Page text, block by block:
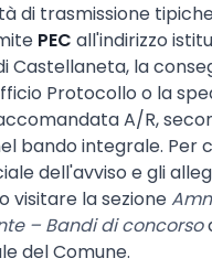
di trasmissione
PEC all'indirizzo
Castellaneta, la
Protocollo o la
A/R,
bando integrale. Per
dell'avviso e gli
visitare la sezione
– Bandi di concorso
del Comune.